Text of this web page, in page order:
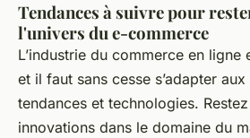
Tendances à suivre pour
l'univers du e-commerce
L’industrie du commerce en ligne
et il faut sans cesse s’adapter
tendances et technologies.
innovations dans le domaine du